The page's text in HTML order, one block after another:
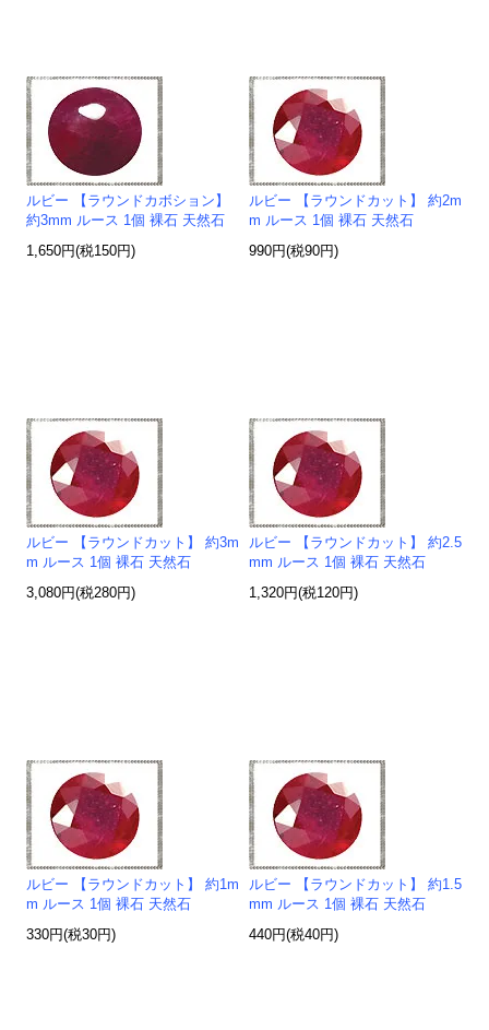
ルビー 【ラウンドカボション】
約3mm ルース 1個 裸石 天然石
1,650円(税150円)
ルビー 【ラウンドカット】 約2m
m ルース 1個 裸石 天然石
990円(税90円)
ルビー 【ラウンドカット】 約3m
m ルース 1個 裸石 天然石
3,080円(税280円)
ルビー 【ラウンドカット】 約2.5
mm ルース 1個 裸石 天然石
1,320円(税120円)
ルビー 【ラウンドカット】 約1m
m ルース 1個 裸石 天然石
330円(税30円)
ルビー 【ラウンドカット】 約1.5
mm ルース 1個 裸石 天然石
440円(税40円)